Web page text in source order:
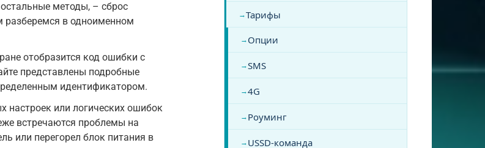
методы, – сброс
разберемся в одноименном
отобразится код ошибки с
представлены подробные
идентификатором.
настроек или логических ошибок
встречаются проблемы на
или перегорел блок питания в
Тарифы
Опции
SMS
4G
Роуминг
USSD-команда